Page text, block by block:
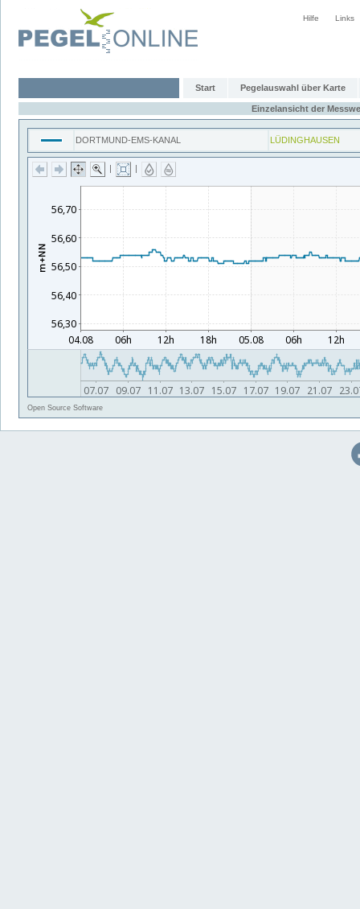
Hilfe Links
Start Pegelauswahl über Karte
Einzelansicht der
DORTMUND-EMS-KANAL LÜDINGHAUSEN
| |
Open Source Software